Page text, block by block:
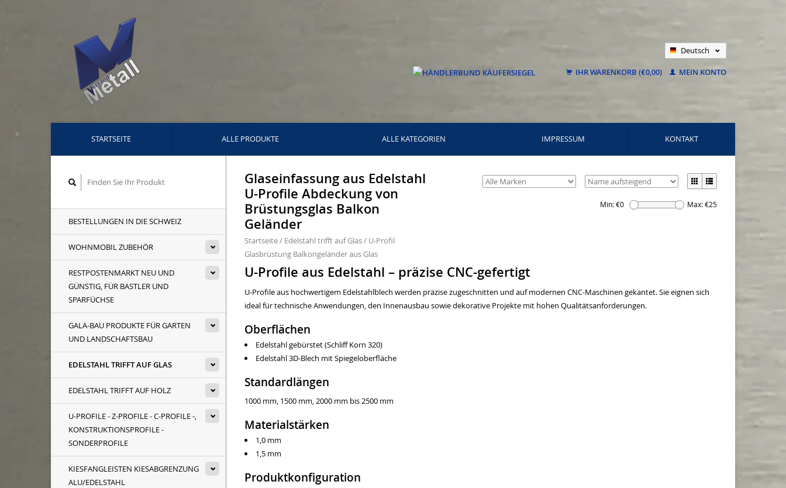
Deutsch
Nederlands
Français
IHR WARENKORB (€0,00) MEIN KONTO
STARTSEITE ALLE PRODUKTE ALLE KATEGORIEN IMPRESSUM KONTAKT
BESTELLUNGEN IN DIE SCHWEIZ
WOHNMOBIL ZUBEHÖR
RESTPOSTENMARKT NEU UND
GÜNSTIG, FÜR BASTLER UND
SPARFÜCHSE
GALA-BAU PRODUKTE FÜR GARTEN
UND LANDSCHAFTSBAU
EDELSTAHL TRIFFT AUF GLAS
EDELSTAHL TRIFFT AUF HOLZ
U-PROFILE - Z-PROFILE - C-PROFILE -,
KONSTRUKTIONSPROFILE -
SONDERPROFILE
KIESFANGLEISTEN KIESABGRENZUNG
ALU/EDELSTAHL
Glaseinfassung aus Edelstahl
U-Profile Abdeckung von
Brüstungsglas Balkon
Geländer
Startseite/ Edelstahl trifft auf Glas/ U-Profil
Glasbrüstung Balkongeländer aus Glas
Min: €0 Max: €25
U-Profile aus Edelstahl – präzise CNC-gefertigt
U-Profile aus hochwertigem Edelstahlblech werden präzise zugeschnitten und auf modernen CNC-Maschinen gekantet. Sie eignen sich
ideal für technische Anwendungen, den Innenausbau sowie dekorative Projekte mit hohen Qualitätsanforderungen.
Oberflächen
Edelstahl gebürstet (Schliff Korn 320)
Edelstahl 3D-Blech mit Spiegeloberfläche
Standardlängen
1000 mm, 1500 mm, 2000 mm bis 2500 mm
Materialstärken
1,0 mm
1,5 mm
Produktkonfiguration